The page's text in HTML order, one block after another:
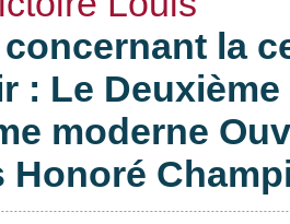
la
: Le
moderne
Honoré